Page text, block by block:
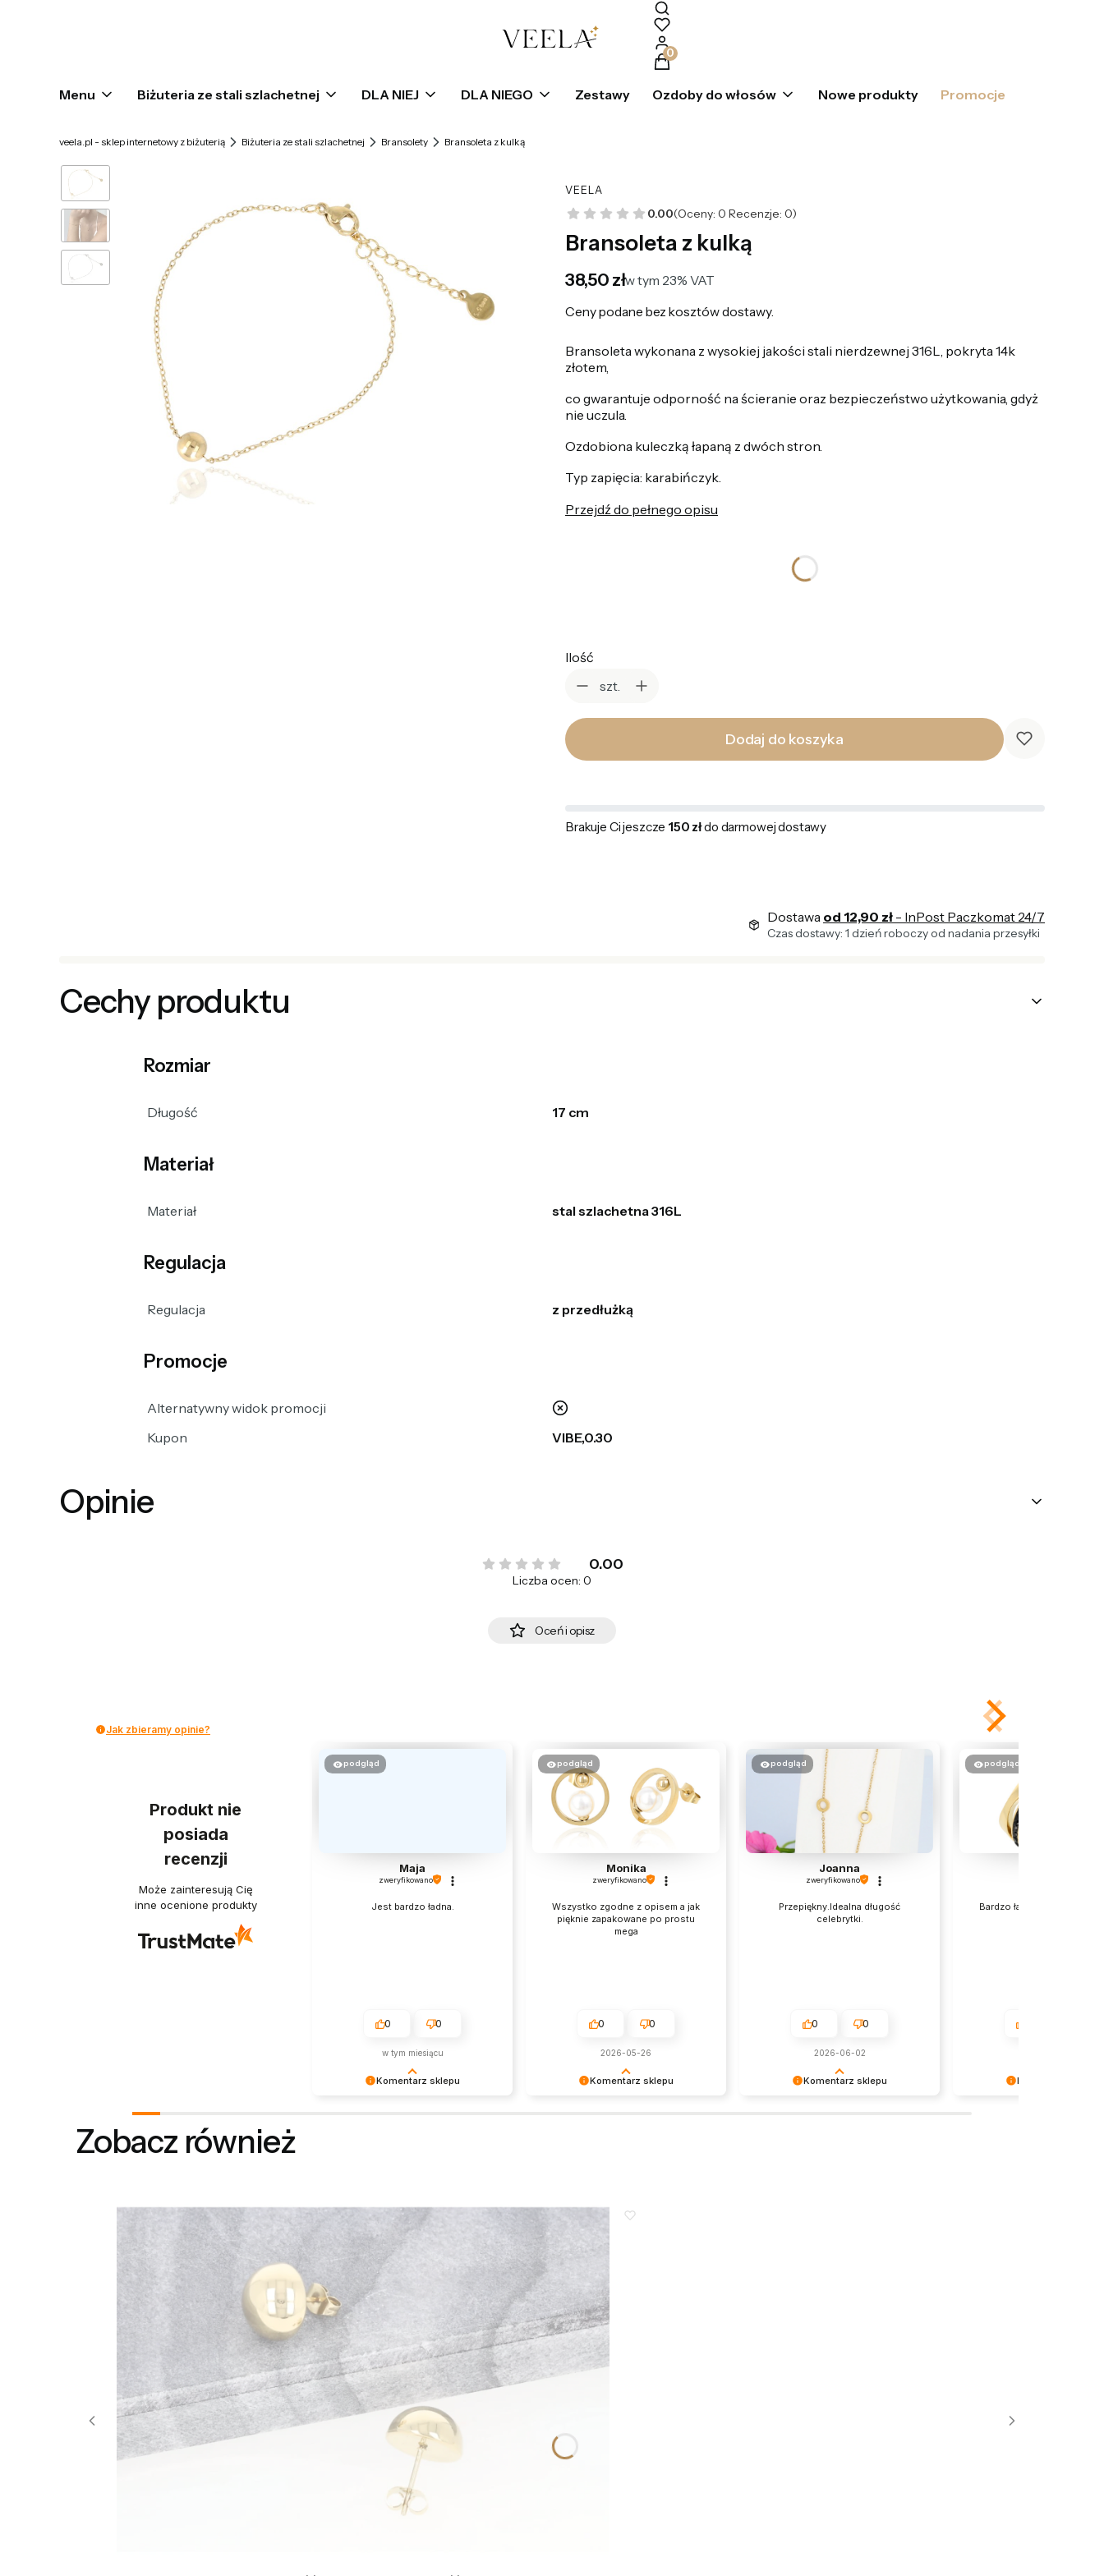
Produkty w koszyku: 0. Zobacz szczegóły
Menu Biżuteria ze stali szlachetnej DLA NIEJ DLA NIEGO Zestawy Ozdoby do włosów Nowe produkty Promocje
veela.pl - sklep internetowy z biżuterią Biżuteria ze stali szlachetnej Bransolety Bransoleta z kulką
VEELA
0.00(Oceny: 0 Recenzje: 0)
Bransoleta z kulką
Cena
38,50 złw tym 23% VAT
w tym 23% VAT
Ceny podane bez kosztów dostawy.
Bransoleta wykonana z wysokiej jakości stali nierdzewnej 316L, pokryta 14k
złotem,
co gwarantuje odporność na ścieranie oraz bezpieczeństwo użytkowania, gdyż
nie uczula.
Ozdobiona kuleczką łapaną z dwóch stron.
Typ zapięcia: karabińczyk.
Przejdź do pełnego opisu
Ilość
szt.
Dodaj do koszyka
Brakuje Ci jeszcze 150 złdo darmowej dostawy
Dostawa od 12,90 zł - InPost Paczkomat 24/7
Czas dostawy: 1 dzień roboczy od nadania przesyłki
Cechy produktu
Rozmiar
Długość 17 cm
Materiał
Materiał stal szlachetna 316L
Regulacja
Regulacja z przedłużką
Promocje
Alternatywny widok promocji
nie
Kupon
VIBE,0.30
Opinie
0.00
Liczba ocen: 0
Oceń i opisz
Jak zbieramy opinie?
Produkt nie
posiada
recenzji
Może zainteresują Cię
inne ocenione produkty
Komentarz sklepu
podgląd
Maja
zweryfikowano
Jest bardzo ładna.
0 0
w tym miesiącu
Komentarz sklepu
podgląd
Monika
zweryfikowano
Wszystko zgodne z opisem a jak
pięknie zapakowane po prostu
mega
0 0
2026-05-26
Komentarz sklepu
podgląd
Joanna
zweryfikowano
Przepiękny.Idealna długość
celebrytki.
0 0
2026-06-02
Komentarz sklepu
podgląd
Bardzo ładnie wyglądają na
Zobacz również